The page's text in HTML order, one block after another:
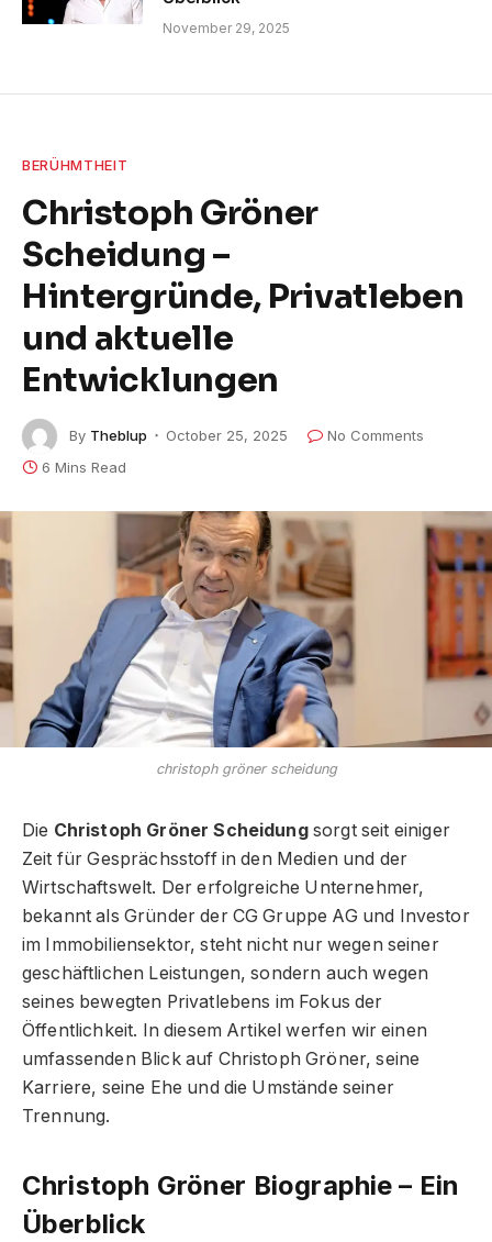
November 29, 2025
BERÜHMTHEIT
Christoph Gröner
Scheidung –
Hintergründe, Privatleben
und aktuelle
Entwicklungen
By Theblup October 25, 2025
No Comments
6 Mins Read
christoph gröner scheidung
Die Christoph Gröner Scheidungsorgt seit einiger
Zeit für Gesprächsstoff in den Medien und der
Wirtschaftswelt. Der erfolgreiche Unternehmer,
bekannt als Gründer der CG Gruppe AG und Investor
im Immobiliensektor, steht nicht nur wegen seiner
geschäftlichen Leistungen, sondern auch wegen
seines bewegten Privatlebens im Fokus der
Öffentlichkeit. In diesem Artikel werfen wir einen
umfassenden Blick auf Christoph Gröner, seine
Karriere, seine Ehe und die Umstände seiner
Trennung.
Christoph Gröner Biographie – Ein
Überblick